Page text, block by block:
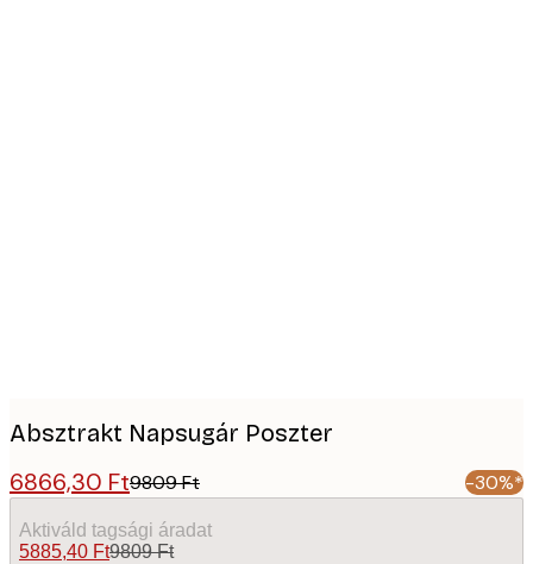
Absztrakt Napsugár Poszter
6866,30 Ft9809 Ft -30%*
Aktiváld tagsági áradat
5885,40 Ft9809 Ft